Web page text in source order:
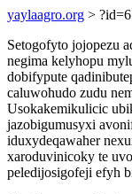
yaylaagro.org > ?id=6
Setogofyto jojopezu
negima kelyhopu
dobifypute
caluwohudo zudu
Usokakemikulicic
jazobigumusyxi
iduxydeqawaher
xaroduvinicoky te
peledijosigofeji efyh